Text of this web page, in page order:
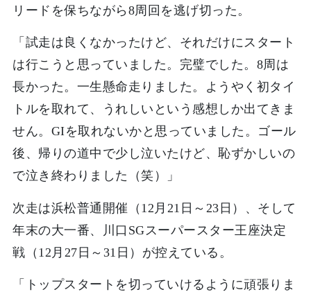
リードを保ちながら8周回を逃げ切った。
「試走は良くなかったけど、それだけにスタート
は行こうと思っていました。完璧でした。8周は
長かった。一生懸命走りました。ようやく初タイ
トルを取れて、うれしいという感想しか出てきま
せん。GIを取れないかと思っていました。ゴール
後、帰りの道中で少し泣いたけど、恥ずかしいの
で泣き終わりました（笑）」
次走は浜松普通開催（12月21日～23日）、そして
年末の大一番、川口SGスーパースター王座決定
戦（12月27日～31日）が控えている。
「トップスタートを切っていけるように頑張りま